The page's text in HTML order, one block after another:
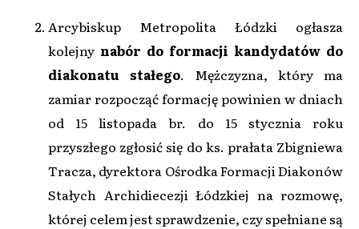
Arcybiskup Metropolita Łódzki ogłasza
kolejny nabór do formacji kandydatów do
diakonatu stałego. Mężczyzna, który ma
zamiar rozpocząć formację powinien w dniach
od 15 listopada br. do 15 stycznia roku
przyszłego zgłosić się do ks. prałata Zbigniewa
Tracza, dyrektora Ośrodka Formacji Diakonów
Stałych Archidiecezji Łódzkiej na rozmowę,
której celem jest sprawdzenie, czy spełniane są